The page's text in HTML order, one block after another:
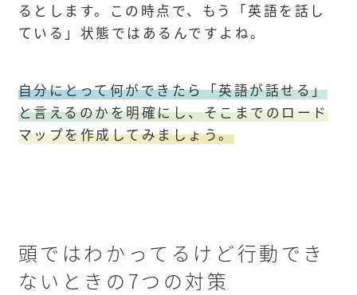
るとします。この時点で、もう「英語を話し
ている」状態ではあるんですよね。
自分にとって何ができたら「英語が話せる」
と言えるのかを明確にし、そこまでのロード
マップを作成してみましょう。
頭ではわかってるけど行動でき
ないときの7つの対策